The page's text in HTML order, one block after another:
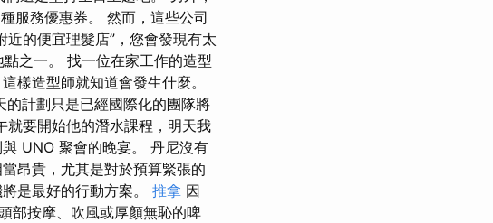
服務優惠券。 然而，這些公司
的便宜理髮店”，您會發現有太
之一。 找一位在家工作的造型
樣造型師就知道會發生什麼。
的計劃只是已經國際化的團隊將
要開始他的潛水課程，明天我
UNO 聚會的晚宴。 丹尼沒有
昂貴，尤其是對於預算緊張的
是最好的行動方案。 推拿 因
部按摩、吹風或厚顏無恥的啤